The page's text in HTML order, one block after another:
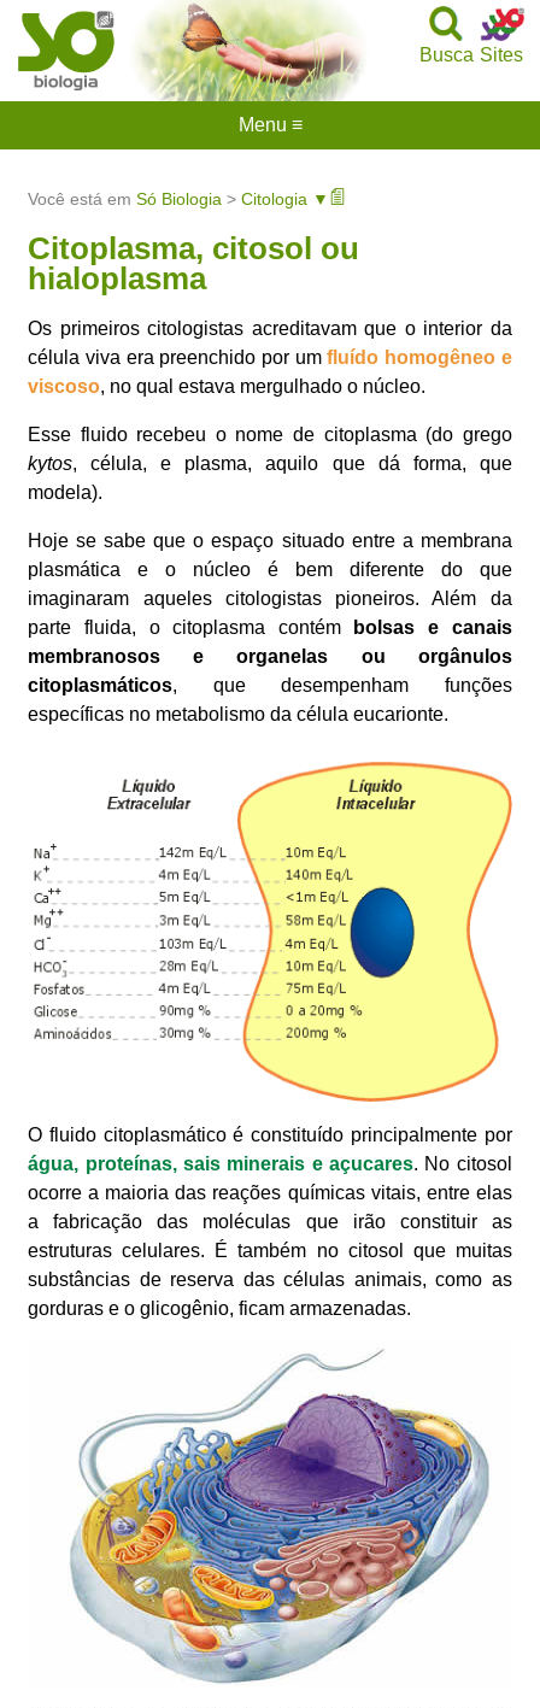
Sites
Busca
Você está emSó Biologia >Citologia ▼
Citoplasma, citosol ou
hialoplasma
Os primeiros citologistas acreditavam que o interior da
célula viva era preenchido por umfluído homogêneo e
viscoso, no qual estava mergulhado o núcleo.
Esse fluido recebeu o nome de citoplasma (do grego
kytos, célula, e plasma, aquilo que dá forma, que
modela).
Hoje se sabe que o espaço situado entre a membrana
plasmática e o núcleo é bem diferente do que
imaginaram aqueles citologistas pioneiros. Além da
parte fluida, o citoplasma contémbolsas e canais
membranosos e organelas ou orgânulos
citoplasmáticos, que desempenham funções
específicas no metabolismo da célula eucarionte.
O fluido citoplasmático é constituído principalmente por
água, proteínas, sais minerais e açucares. No citosol
ocorre a maioria das reações químicas vitais, entre elas
a fabricação das moléculas que irão constituir as
estruturas celulares. É também no citosol que muitas
substâncias de reserva das células animais, como as
gorduras e o glicogênio, ficam armazenadas.